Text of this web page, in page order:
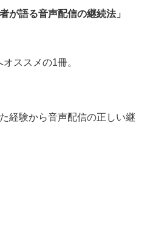
が語る音声配信の継続法」
ススメの1冊。
経験から音声配信の正しい継